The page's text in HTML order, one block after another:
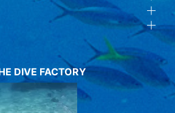
DIVE FACTORY